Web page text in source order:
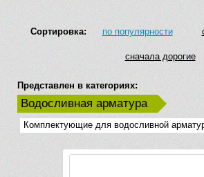
Сортировка: по популярности
сначала дорогие
Представлен в категориях:
Водосливная арматура
Комплектующие для водосливной